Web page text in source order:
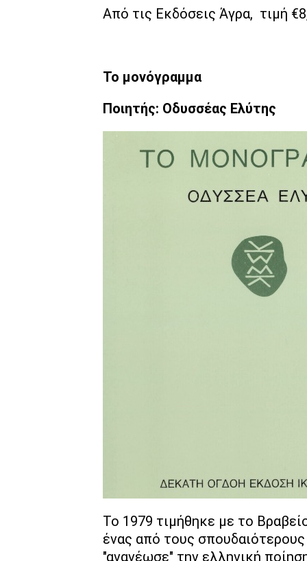
Από τις Εκδόσεις Άγρα, τιμή
Το μονόγραμμα
Ποιητής: Οδυσσέας Ελύτης
To 1979 τιμήθηκε με το
ένας από τους
"ανανέωσε" την ελληνική